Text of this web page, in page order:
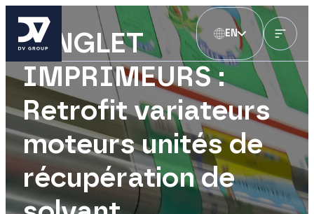
EN
LENGLET
IMPRIMEURS :
Retrofit variateurs
moteurs unités de
récupération de